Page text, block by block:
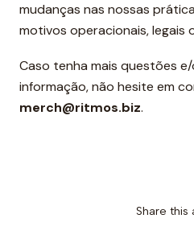
mudanças nas nossas
motivos operacionais, legais
Caso tenha mais questões
informação, não hesite em
merch@ritmos.biz.
Share this